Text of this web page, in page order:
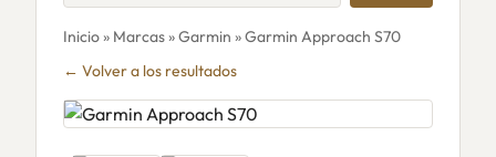
Inicio» Marcas»Garmin » Garmin Approach S70
← Volver a los resultados